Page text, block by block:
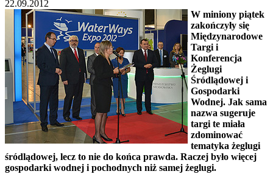
22.09.2012
W miniony piątek
zakończyły się
Międzynarodowe
Targi i
Konferencja
Żeglugi
Śródlądowej i
Gospodarki
Wodnej. Jak sama
nazwa sugeruje
targi te miała
zdominować
tematyka żeglugi
śródlądowej, lecz to nie do końca prawda. Raczej było więcej
gospodarki wodnej i pochodnych niż samej żeglugi.